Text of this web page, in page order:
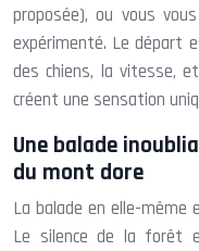
proposée), ou vous
expérimenté. Le départ
des chiens, la vitesse,
créent une sensation
Une balade
du mont dore
La balade en elle-même
Le silence de la forêt